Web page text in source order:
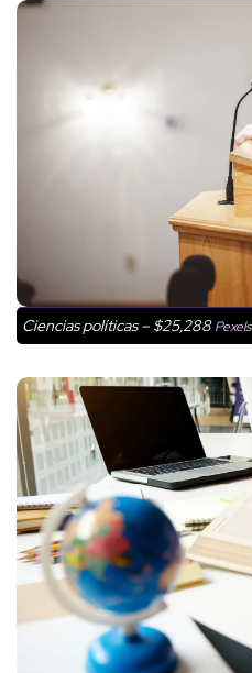
Ciencias políticas – $25,288Pexels